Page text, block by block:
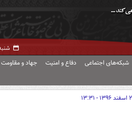
شنبه ۱۷
شبکه‌های اجتماعی دفاع و امنیت جهاد و مقاومت
۱۳:۳۱